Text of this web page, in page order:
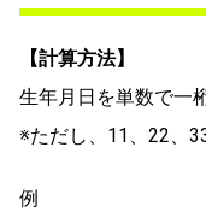
【計算方法】
生年月日を単数で一
※ただし、11、22、
例